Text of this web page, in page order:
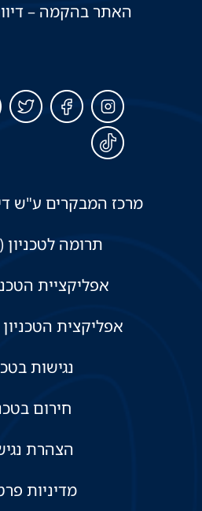
האתר בהקמה –
מרכז המבקרים ע"ש
תרומה לטכניון
אפליקציית
אפליקצית
נגישות
חירום
הצהרת
מדיניות